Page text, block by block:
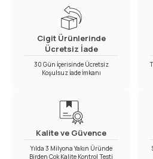
Cigit Ürünlerinde
Ücretsiz İade
30 Gün İçerisinde Ücretsiz
Koşulsuz İade İmkanı
Kalite ve Güvence
Yılda 3 Milyona Yakın Üründe
Birden Çok Kalite Kontrol Testi